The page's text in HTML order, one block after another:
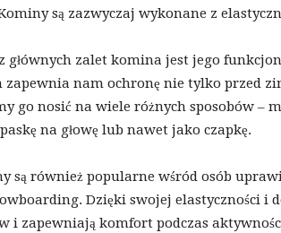
są zazwyczaj wykonane z
głównych zalet komina jest jego
zapewnia nam ochronę nie tylko przed
go nosić na wiele różnych sposobów –
na głowę lub nawet jako czapkę.
są również popularne wśród osób
Dzięki swojej elastyczności i
i zapewniają komfort podczas